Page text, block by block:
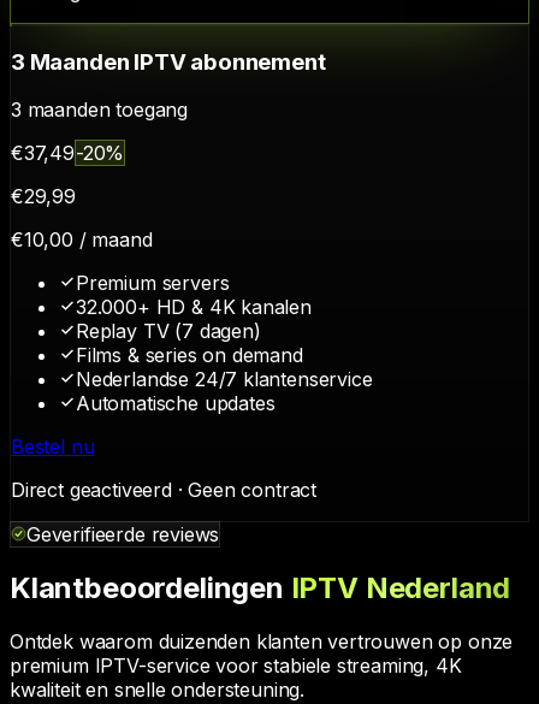
3 Maanden IPTV abonnement
3 maanden toegang
€37,49-20%
€29,99
€10,00 / maand
Premium servers
32.000+ HD & 4K kanalen
Replay TV (7 dagen)
Films & series on demand
Nederlandse 24/7 klantenservice
Automatische updates
Bestel nu
Direct geactiveerd · Geen contract
Geverifieerde reviews
Klantbeoordelingen IPTV Nederland
Ontdek waarom duizenden klanten vertrouwen op onze
premium IPTV-service voor stabiele streaming, 4K
kwaliteit en snelle ondersteuning.